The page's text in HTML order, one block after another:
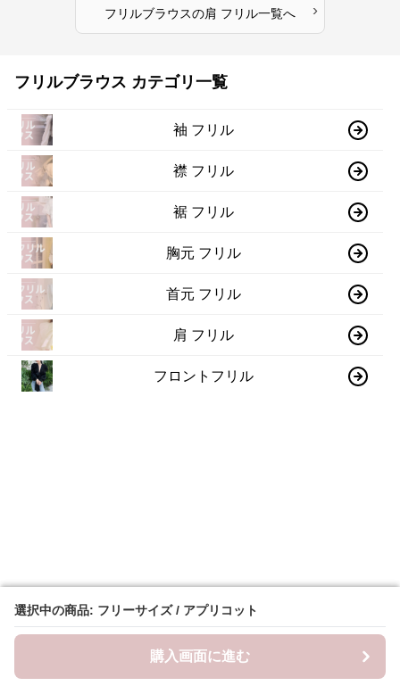
選択中の商品: フリーサイズ / アプリコット
購入画面に進む
選択中の商品: フリーサイズ / アプリコット
購入画面に進む
フリルブラウスの肩 フリル一覧へ ›
フリルブラウス カテゴリ一覧
袖 フリル
襟 フリル
裾 フリル
胸元 フリル
首元 フリル
肩 フリル
フロントフリル